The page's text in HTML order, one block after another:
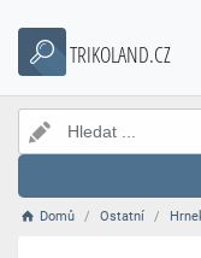
TRIKOLAND.CZ
Domů Ostatní